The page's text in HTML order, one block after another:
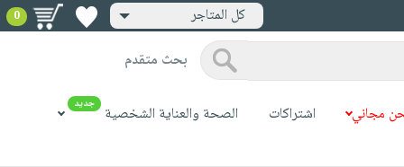
كل المتاجر 0
بحث متقدم
مجاني اشتراكات الصحة والعناية الشخصية جديد